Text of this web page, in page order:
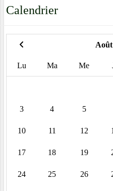
Calendrier
Lu Ma Me
3 4 5
10 11 12
17 18 19
24 25 26